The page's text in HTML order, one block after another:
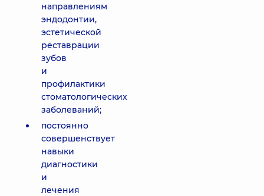
направлениям
эндодонтии,
эстетической
реставрации
зубов
и
профилактики
стоматологических
заболеваний;
постоянно
совершенствует
навыки
диагностики
и
лечения